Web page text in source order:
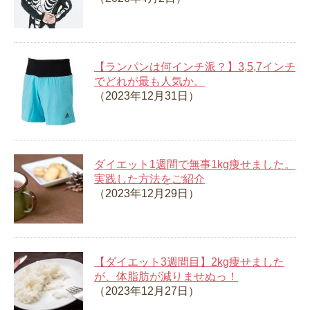
【ランパンは何インチ派？】3,5,7インチ
でどれが最も人気か。
（2023年12月31日）
ダイエット1週間で無事1kg痩せました。
実践した方法をご紹介
（2023年12月29日）
【ダイエット3週間目】2kg痩せました
が、体脂肪が減りませぬっ！
（2023年12月27日）